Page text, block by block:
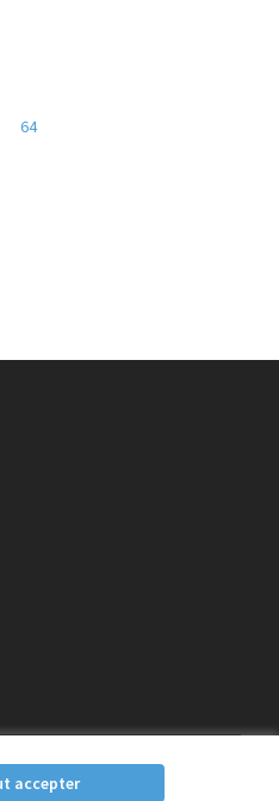
accepter
64